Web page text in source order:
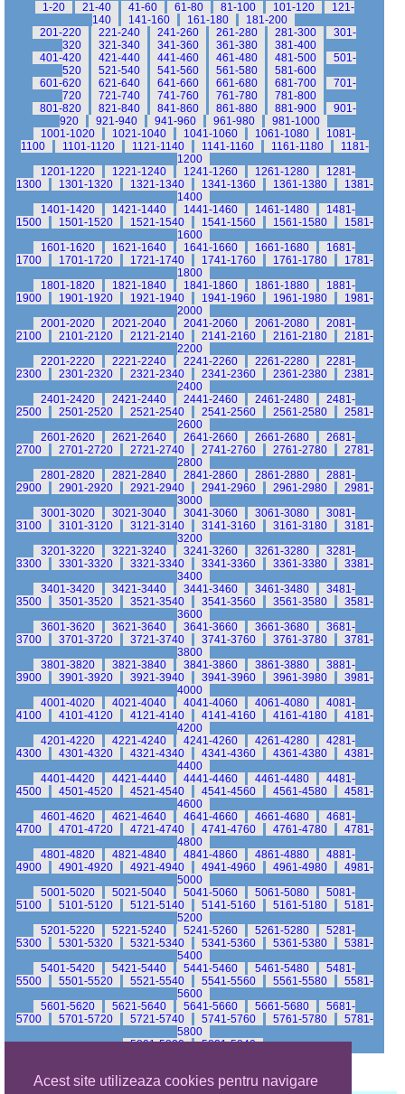
Acest site utilizeaza cookies pentru navigare
1-20 21-40 41-60 61-80 81-100 101-120
121-
140
141-160 161-180
181-200
201-220
221-240 241-260 261-280 281-300
301-
320
321-340 341-360 361-380
381-400
401-420
421-440 441-460 461-480 481-500
501-
520
521-540 541-560 561-580
581-600
601-620
621-640 641-660 661-680 681-700
701-
720
721-740 741-760 761-780
781-800
801-820
821-840 841-860 861-880 881-900
901-
920
921-940 941-960 961-980
981-1000
1001-1020
1021-1040 1041-1060 1061-1080
1081-
1100
1101-1120 1121-1140 1141-1160 1161-1180
1181-
1200
1201-1220
1221-1240 1241-1260 1261-1280
1281-
1300
1301-1320 1321-1340 1341-1360 1361-1380
1381-
1400
1401-1420
1421-1440 1441-1460 1461-1480
1481-
1500
1501-1520 1521-1540 1541-1560 1561-1580
1581-
1600
1601-1620
1621-1640 1641-1660 1661-1680
1681-
1700
1701-1720 1721-1740 1741-1760 1761-1780
1781-
1800
1801-1820
1821-1840 1841-1860 1861-1880
1881-
1900
1901-1920 1921-1940 1941-1960 1961-1980
1981-
2000
2001-2020
2021-2040 2041-2060 2061-2080
2081-
2100
2101-2120 2121-2140 2141-2160 2161-2180
2181-
2200
2201-2220
2221-2240 2241-2260 2261-2280
2281-
2300
2301-2320 2321-2340 2341-2360 2361-2380
2381-
2400
2401-2420
2421-2440 2441-2460 2461-2480
2481-
2500
2501-2520 2521-2540 2541-2560 2561-2580
2581-
2600
2601-2620
2621-2640 2641-2660 2661-2680
2681-
2700
2701-2720 2721-2740 2741-2760 2761-2780
2781-
2800
2801-2820
2821-2840 2841-2860 2861-2880
2881-
2900
2901-2920 2921-2940 2941-2960 2961-2980
2981-
3000
3001-3020
3021-3040 3041-3060 3061-3080
3081-
3100
3101-3120 3121-3140 3141-3160 3161-3180
3181-
3200
3201-3220
3221-3240 3241-3260 3261-3280
3281-
3300
3301-3320 3321-3340 3341-3360 3361-3380
3381-
3400
3401-3420
3421-3440 3441-3460 3461-3480
3481-
3500
3501-3520 3521-3540 3541-3560 3561-3580
3581-
3600
3601-3620
3621-3640 3641-3660 3661-3680
3681-
3700
3701-3720 3721-3740 3741-3760 3761-3780
3781-
3800
3801-3820
3821-3840 3841-3860 3861-3880
3881-
3900
3901-3920 3921-3940 3941-3960 3961-3980
3981-
4000
4001-4020
4021-4040 4041-4060 4061-4080
4081-
4100
4101-4120 4121-4140 4141-4160 4161-4180
4181-
4200
4201-4220
4221-4240 4241-4260 4261-4280
4281-
4300
4301-4320 4321-4340 4341-4360 4361-4380
4381-
4400
4401-4420
4421-4440 4441-4460 4461-4480
4481-
4500
4501-4520 4521-4540 4541-4560 4561-4580
4581-
4600
4601-4620
4621-4640 4641-4660 4661-4680
4681-
4700
4701-4720 4721-4740 4741-4760 4761-4780
4781-
4800
4801-4820
4821-4840 4841-4860 4861-4880
4881-
4900
4901-4920 4921-4940 4941-4960 4961-4980
4981-
5000
5001-5020
5021-5040 5041-5060 5061-5080
5081-
5100
5101-5120 5121-5140 5141-5160 5161-5180
5181-
5200
5201-5220
5221-5240 5241-5260 5261-5280
5281-
5300
5301-5320 5321-5340 5341-5360 5361-5380
5381-
5400
5401-5420
5421-5440 5441-5460 5461-5480
5481-
5500
5501-5520 5521-5540 5541-5560 5561-5580
5581-
5600
5601-5620
5621-5640 5641-5660 5661-5680
5681-
5700
5701-5720 5721-5740 5741-5760 5761-5780
5781-
5800
5801-5820
5821-5840